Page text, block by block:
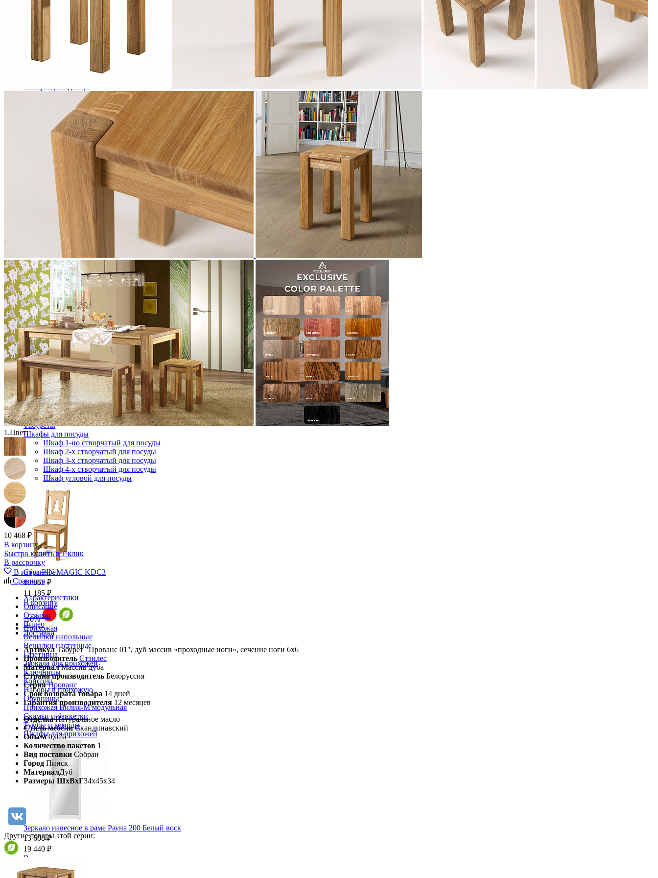
Кровати двуспальные
Кровати металлические
Кровати односпальные
Кровати полутороспальные
Решетки и настилы под матрас
Спальные гарнитуры
Тахта
Антресоли на шкаф
Полки и ящики в шкаф для одежды
Шкаф 1-дверный для одежды и белья
Шкафы 2-х дверные для одежды и белья
Шкафы 3-х дверные для одежды и белья
Шкафы 4-х дверные для одежды и белья
Шкафы 5-ти дверные для одежды и белья
Шкафы 6-ти дверные для одежды и белья
Шкафы купе для одежды и белья
Шкафы угловые для одежды и белья
Ящики и короба
Шкаф для одежды Оскар. ММ-216-01/04
353 590 ₽
В корзину
Столовая
Буфеты и бары
Комоды для кухни
Лавки и скамьи
Полки и ящики
Столы кофейные и чайные
Столы обеденные
Столы квадратные из массива
Столы круглые из массива
Столы овальные из массива
Столы прямоугольные из массива
Стулья
Стулья барные и столы барные
Сундуки
Табуреты
Шкафы для посуды
Шкаф 1-но створчатый для посуды
Шкаф 2-х створчатый для посуды
Шкаф 3-х створчатый для посуды
Шкаф 4-х створчатый для посуды
Шкаф угловой для посуды
Стул PIN MAGIC KDC3
10 067 ₽
11 185 ₽
В корзину
-10%
Прихожая
Вешалки напольные
Вешалки настенные
Газетница
Зеркала для прихожей
Ключницы
Консоли
Наборы в прихожую
Обувницы
Прихожая Вилия-М модульная
Скамьи и банкетки
Тумбы и комоды
Шкафы для прихожей
Зеркало навесное в раме Рауна 200 Белый воск
13 608 ₽
19 440 ₽
В корзину
-30%
1.Цвет:
10 468 ₽
В корзину
Быстро купить в 1 клик
В рассрочку
В избранное
Сравнить
Характеристики
Описание
Отзывы
Видео
Доставка
Артикул Табурет "Прованс 01", дуб массив «проходные ноги», сечение ноги 6х6
Производитель Стэнлес
Материал Массив дуба
Страна производитель Белоруссия
Серия Прованс
Срок возврата товара 14 дней
Гарантия производителя 12 месяцев
Отделка Натуральное масло
Стиль мебели Скандинавский
Объем 0,026
Количество пакетов 1
Вид поставки Собран
Город Пинск
МатериалДуб
Размеры ШхВхГ34х45х34
Другие товары этой серии: